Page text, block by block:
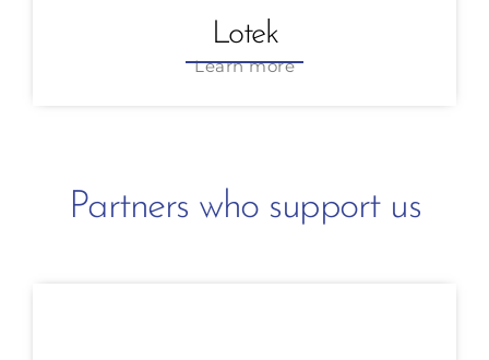
Lotek
Learn more
Partners who support us